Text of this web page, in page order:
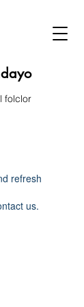
folclor
refresh
us.